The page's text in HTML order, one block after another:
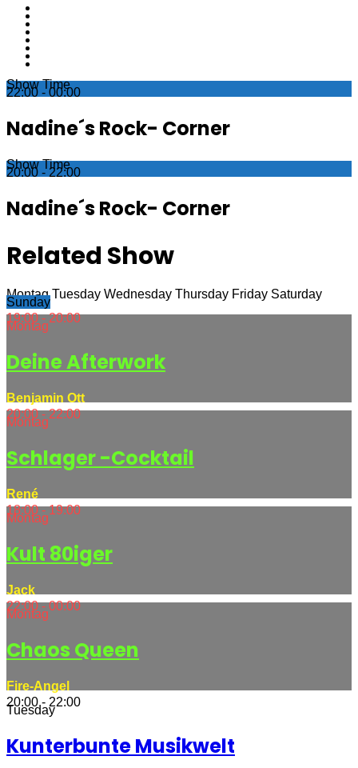
Show Time
22:00 - 00:00
Nadine´s Rock- Corner
Show Time
20:00 - 22:00
Nadine´s Rock- Corner
Related Show
Montag Tuesday Wednesday Thursday Friday Saturday
Sunday
19:00 - 20:00
Montag
Deine Afterwork
Benjamin Ott
20:00 - 22:00
Montag
Schlager -Cocktail
René
18:00 - 19:00
Montag
Kult 80iger
Jack
22:00 - 00:00
Montag
Chaos Queen
Fire-Angel
20:00 - 22:00
Tuesday
Kunterbunte Musikwelt